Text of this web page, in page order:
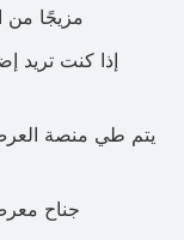
مزيجًا من
جناح